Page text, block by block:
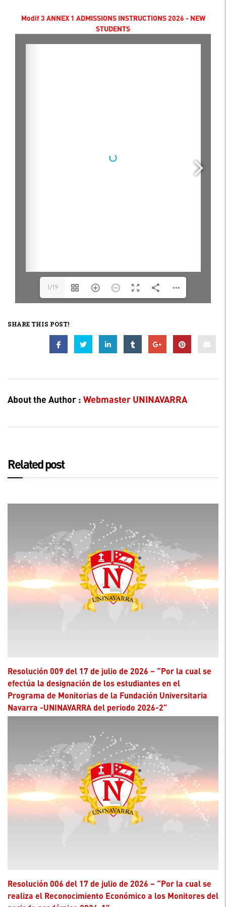
Modif 3 ANNEX 1 ADMISSIONS INSTRUCTIONS 2026 - NEW
STUDENTS
1/19
SHARE THIS POST!
About the Author : Webmaster UNINAVARRA
Related post
Resolución 009 del 17 de julio de 2026 – “Por la cual se
efectúa la designación de los estudiantes en el
Programa de Monitorias de la Fundación Universitaria
Navarra -UNINAVARRA del periodo 2026-2”
Resolución 006 del 17 de julio de 2026 – “Por la cual se
realiza el Reconocimiento Económico a los Monitores del